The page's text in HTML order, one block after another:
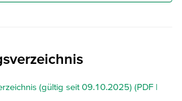
zum 01.03.2020 (PDF |
(gültig seit 09.10.2025) (PDF |